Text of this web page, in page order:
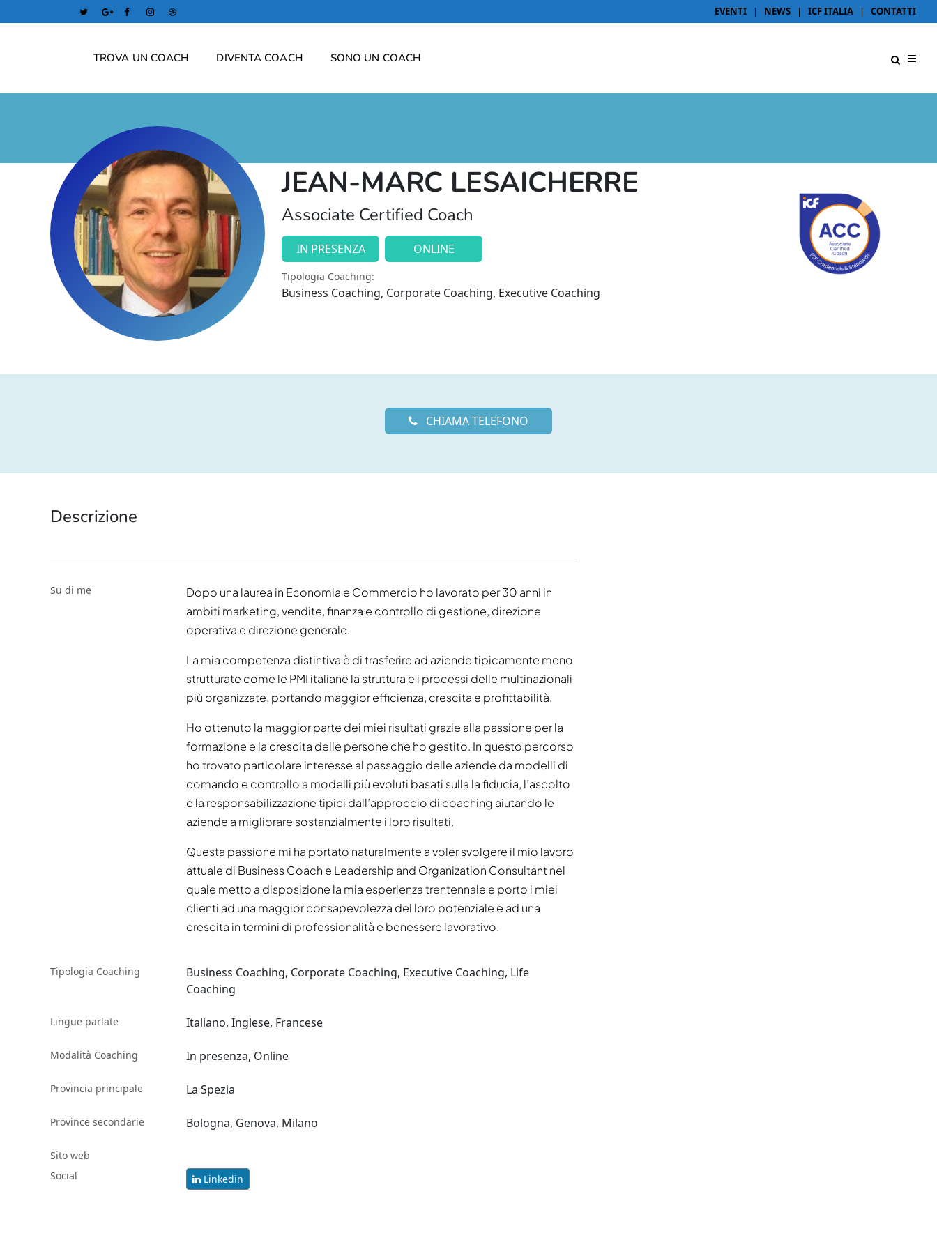
EVENTI | NEWS | ICF ITALIA | CONTATTI
TROVA UN COACH DIVENTA COACH SONO UN COACH
JEAN-MARC LESAICHERRE
Associate Certified Coach
IN PRESENZA ONLINE
Tipologia Coaching:
Business Coaching, Corporate Coaching, Executive Coaching
CHIAMA TELEFONO
Descrizione
Su di me
Dopo una laurea in Economia e Commercio ho lavorato per 30 anni in
ambiti marketing, vendite, finanza e controllo di gestione, direzione
operativa e direzione generale.
La mia competenza distintiva è di trasferire ad aziende tipicamente meno
strutturate come le PMI italiane la struttura e i processi delle multinazionali
più organizzate, portando maggior efficienza, crescita e profittabilità.
Ho ottenuto la maggior parte dei miei risultati grazie alla passione per la
formazione e la crescita delle persone che ho gestito. In questo percorso
ho trovato particolare interesse al passaggio delle aziende da modelli di
comando e controllo a modelli più evoluti basati sulla la fiducia, l’ascolto
e la responsabilizzazione tipici dall’approccio di coaching aiutando le
aziende a migliorare sostanzialmente i loro risultati.
Questa passione mi ha portato naturalmente a voler svolgere il mio lavoro
attuale di Business Coach e Leadership and Organization Consultant nel
quale metto a disposizione la mia esperienza trentennale e porto i miei
clienti ad una maggior consapevolezza del loro potenziale e ad una
crescita in termini di professionalità e benessere lavorativo.
Tipologia Coaching
Business Coaching, Corporate Coaching, Executive Coaching, Life
Coaching
Lingue parlate Italiano, Inglese, Francese
Modalità Coaching In presenza, Online
Provincia principale La Spezia
Province secondarie Bologna, Genova, Milano
Sito web
Social
Linkedin